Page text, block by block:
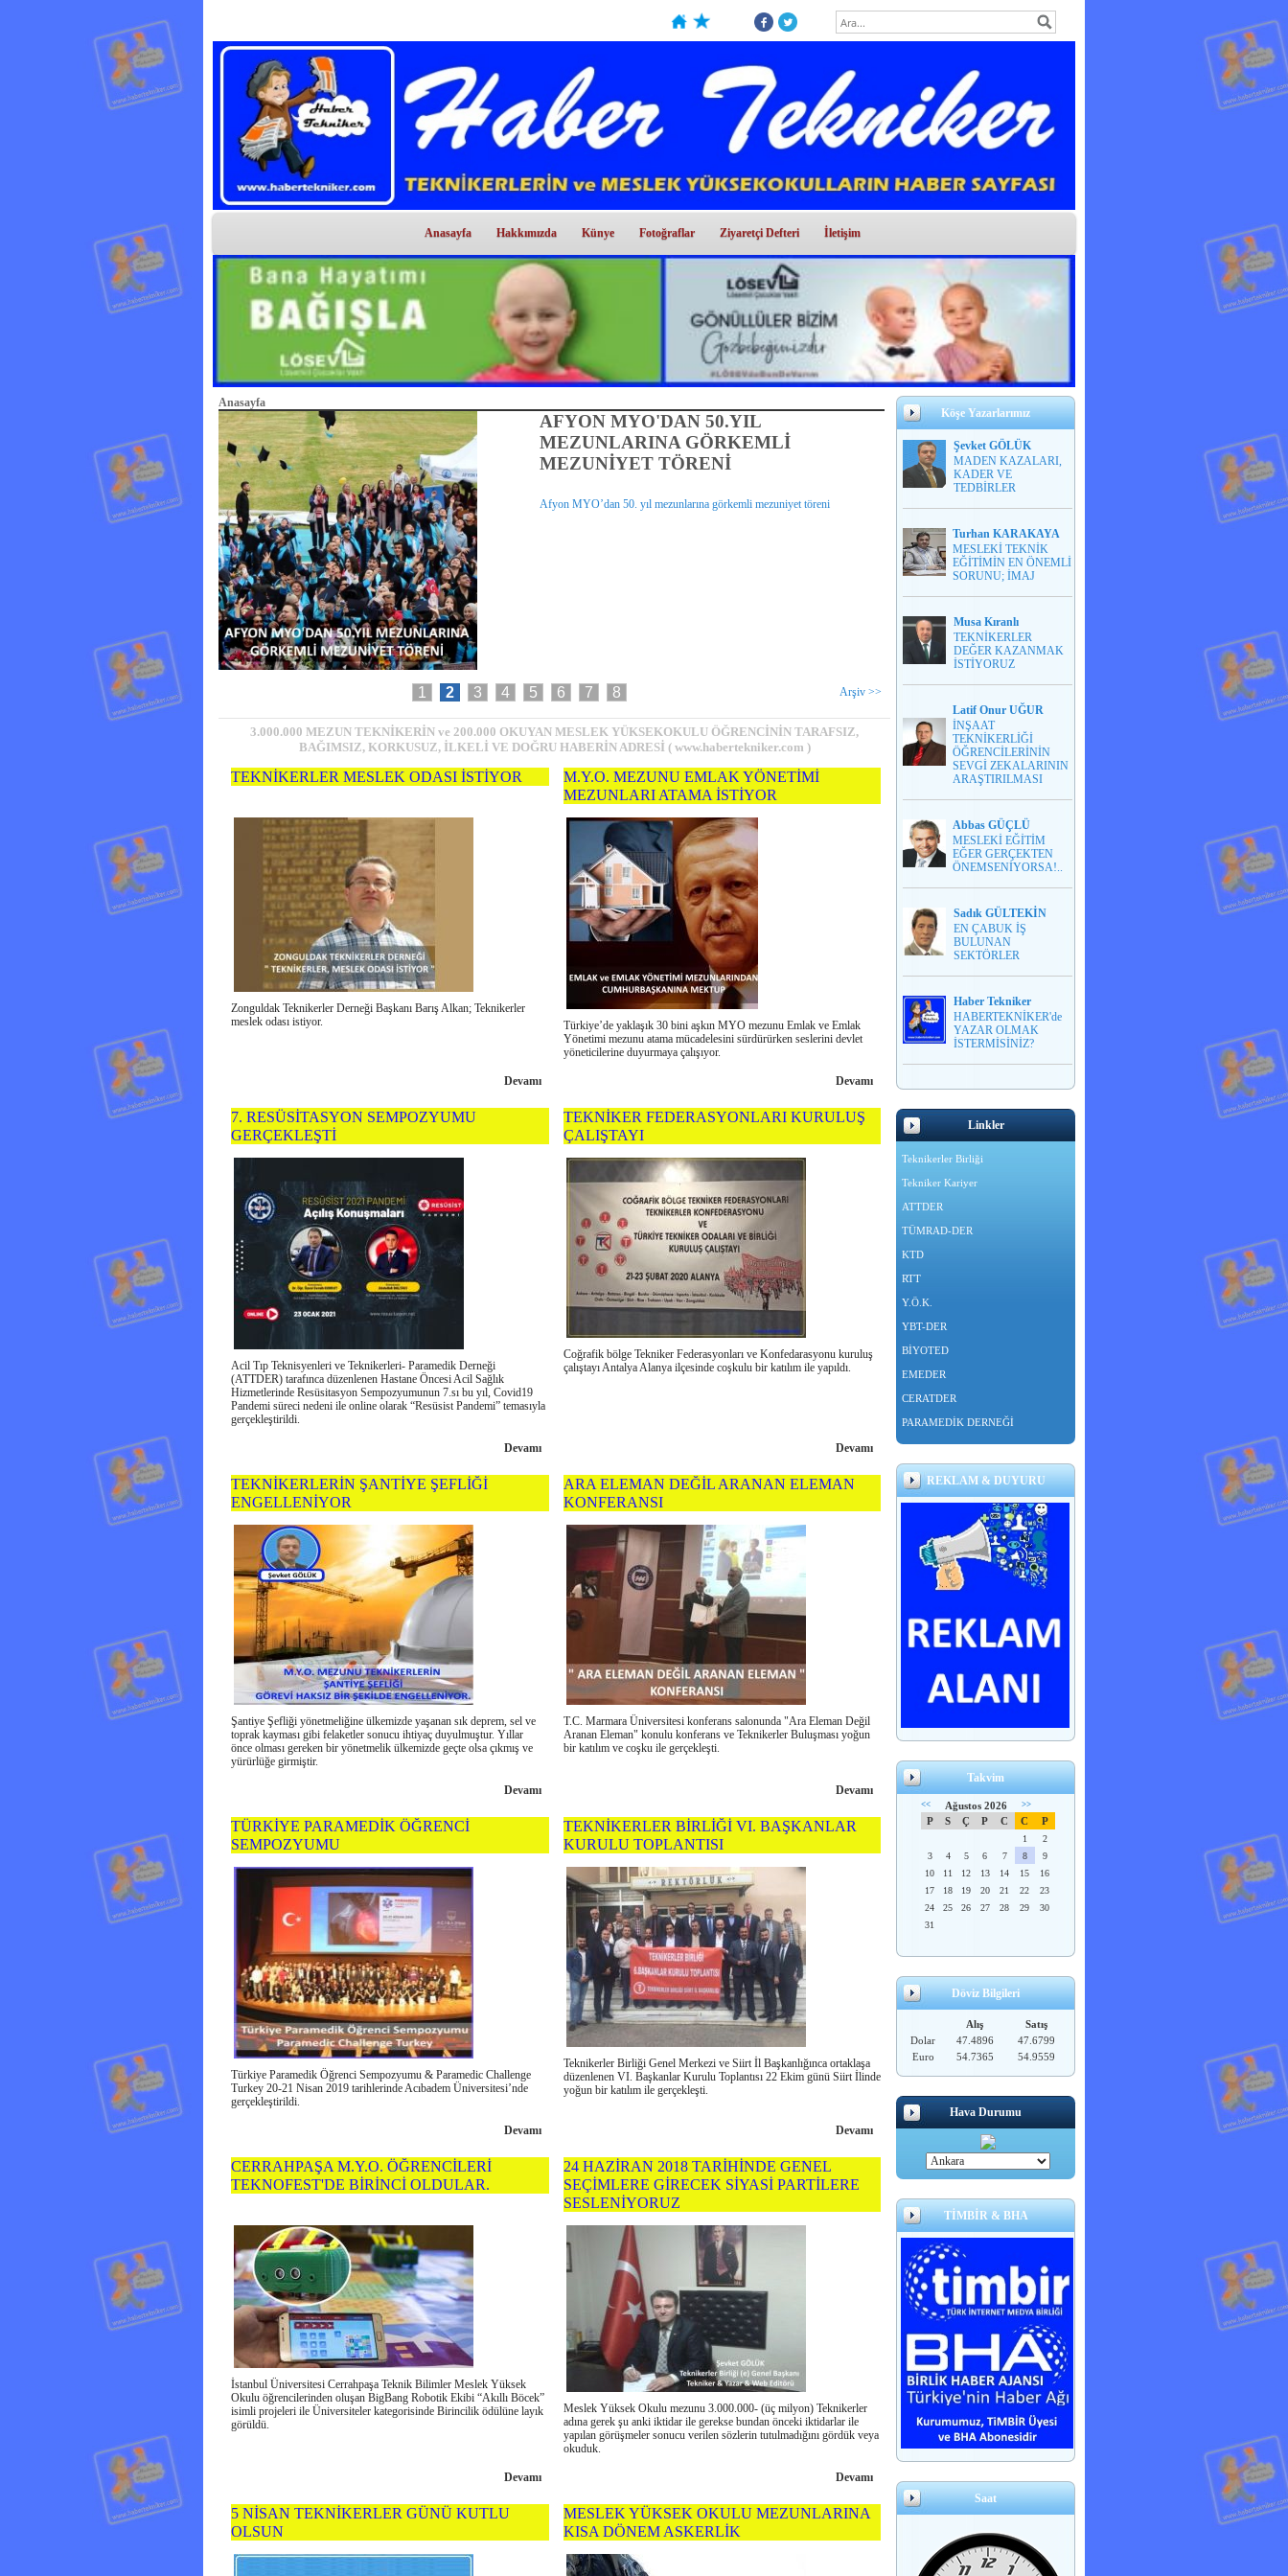
Anasayfa Hakkımızda Künye Fotoğraflar Ziyaretçi Defteri İletişim
Anasayfa
ANTALYA TEKNİKERLER DERNEĞİ
AKDENİZ ÜNİVERSİTESİ TBMYO'NA
ZİYARET GERÇEKLEŞTİRDİ
Antalya Teknikerler Derneği Yönetimi Akdeniz Üniversitesi TBMYO'na
1 2 3 4 5 6 7 8 Arşiv >>
3.000.000 MEZUN TEKNİKERİN ve 200.000 OKUYAN MESLEK YÜKSEKOKULU ÖĞRENCİNİN TARAFSIZ,
BAĞIMSIZ, KORKUSUZ, İLKELİ VE DOĞRU HABERİN ADRESİ ( www.habertekniker.com )
TEKNİKERLER MESLEK ODASI İSTİYOR
M.Y.O. MEZUNU EMLAK YÖNETİMİ
MEZUNLARI ATAMA İSTİYOR
Zonguldak Teknikerler Derneği Başkanı Barış Alkan; Teknikerler
meslek odası istiyor.
Türkiye’de yaklaşık 30 bini aşkın MYO mezunu Emlak ve Emlak
Yönetimi mezunu atama mücadelesini sürdürürken seslerini devlet
yöneticilerine duyurmaya çalışıyor.
Devamı Devamı
7. RESÜSİTASYON SEMPOZYUMU
GERÇEKLEŞTİ
TEKNİKER FEDERASYONLARI KURULUŞ
ÇALIŞTAYI
Acil Tıp Teknisyenleri ve Teknikerleri- Paramedik Derneği
(ATTDER) tarafınca düzenlenen Hastane Öncesi Acil Sağlık
Hizmetlerinde Resüsitasyon Sempozyumunun 7.sı bu yıl, Covid19
Pandemi süreci nedeni ile online olarak “Resüsist Pandemi” temasıyla
gerçekleştirildi.
Coğrafik bölge Tekniker Federasyonları ve Konfedarasyonu kuruluş
çalıştayı Antalya Alanya ilçesinde coşkulu bir katılım ile yapıldı.
Devamı Devamı
TEKNİKERLERİN ŞANTİYE ŞEFLİĞİ
ENGELLENİYOR
ARA ELEMAN DEĞİL ARANAN ELEMAN
KONFERANSI
Şantiye Şefliği yönetmeliğine ülkemizde yaşanan sık deprem, sel ve
toprak kayması gibi felaketler sonucu ihtiyaç duyulmuştur. Yıllar
önce olması gereken bir yönetmelik ülkemizde geçte olsa çıkmış ve
yürürlüğe girmiştir.
T.C. Marmara Üniversitesi konferans salonunda "Ara Eleman Değil
Aranan Eleman" konulu konferans ve Teknikerler Buluşması yoğun
bir katılım ve coşku ile gerçekleşti.
Devamı Devamı
TÜRKİYE PARAMEDİK ÖĞRENCİ
SEMPOZYUMU
TEKNİKERLER BİRLİĞİ VI. BAŞKANLAR
KURULU TOPLANTISI
Türkiye Paramedik Öğrenci Sempozyumu & Paramedic Challenge
Turkey 20-21 Nisan 2019 tarihlerinde Acıbadem Üniversitesi’nde
gerçekleştirildi.
Teknikerler Birliği Genel Merkezi ve Siirt İl Başkanlığınca ortaklaşa
düzenlenen VI. Başkanlar Kurulu Toplantısı 22 Ekim günü Siirt İlinde
yoğun bir katılım ile gerçekleşti.
Devamı Devamı
CERRAHPAŞA M.Y.O. ÖĞRENCİLERİ
TEKNOFEST'DE BİRİNCİ OLDULAR.
24 HAZİRAN 2018 TARİHİNDE GENEL
SEÇİMLERE GİRECEK SİYASİ PARTİLERE
SESLENİYORUZ
İstanbul Üniversitesi Cerrahpaşa Teknik Bilimler Meslek Yüksek
Okulu öğrencilerinden oluşan BigBang Robotik Ekibi “Akıllı Böcek”
isimli projeleri ile Üniversiteler kategorisinde Birincilik ödülüne layık
görüldü.
Meslek Yüksek Okulu mezunu 3.000.000- (üç milyon) Teknikerler
adına gerek şu anki iktidar ile gerekse bundan önceki iktidarlar ile
yapılan görüşmeler sonucu verilen sözlerin tutulmadığını gördük veya
okuduk.
Devamı Devamı
5 NİSAN TEKNİKERLER GÜNÜ KUTLU
OLSUN
MESLEK YÜKSEK OKULU MEZUNLARINA
KISA DÖNEM ASKERLİK
Köşe Yazarlarımız
Şevket GÖLÜK
MADEN KAZALARI,
KADER VE
TEDBİRLER
Turhan KARAKAYA
MESLEKİ TEKNİK
EĞİTİMİN EN ÖNEMLİ
SORUNU; İMAJ
Musa Kıranlı
TEKNİKERLER
DEĞER KAZANMAK
İSTİYORUZ
Latif Onur UĞUR
İNŞAAT
TEKNİKERLİĞİ
ÖĞRENCİLERİNİN
SEVGİ ZEKALARININ
ARAŞTIRILMASI
Abbas GÜÇLÜ
MESLEKİ EĞİTİM
EĞER GERÇEKTEN
ÖNEMSENİYORSA!..
Sadık GÜLTEKİN
EN ÇABUK İŞ
BULUNAN
SEKTÖRLER
Haber Tekniker
HABERTEKNİKER'de
YAZAR OLMAK
İSTERMİSİNİZ?
Linkler
Teknikerler Birliği
Tekniker Kariyer
ATTDER
TÜMRAD-DER
KTD
RTT
Y.Ö.K.
YBT-DER
BİYOTED
EMEDER
CERATDER
PARAMEDİK DERNEĞİ
REKLAM & DUYURU
Takvim
<< Ağustos 2026 >>
P S Ç P C C P
1
2
3
4 5 6 7 8
9
10
11 12 13 14 15
16
17
18 19 20 21 22
23
24
25 26 27 28 29
30
31
Döviz Bilgileri
Alış
Satış
Dolar
47.4896
47.6799
Euro
54.7365 54.9559
Hava Durumu
TİMBİR & BHA
Saat